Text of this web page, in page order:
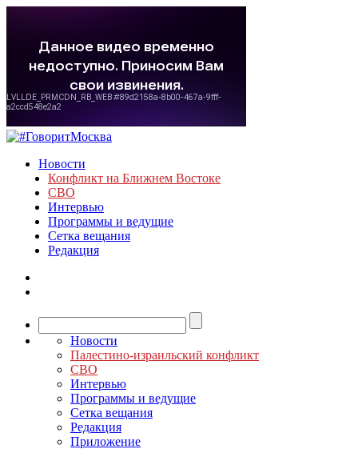
Новости
Конфликт на Ближнем Востоке
СВО
Интервью
Программы и ведущие
Сетка вещания
Редакция
Новости
Палестино-израильский конфликт
СВО
Интервью
Программы и ведущие
Сетка вещания
Редакция
Приложение